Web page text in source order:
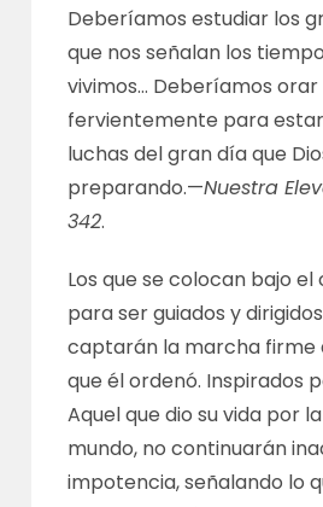
Deberíamos estudiar los
que nos señalan los
vivimos… Deberíamos orar
fervientemente para
luchas del gran día que
preparando.—Nuestra
342.
Los que se colocan bajo
para ser guiados y
captarán la marcha firme
que él ordenó. Inspirados
Aquel que dio su vida por
mundo, no continuarán
impotencia, señalando lo